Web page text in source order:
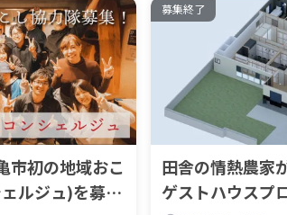
市初の地域おこ
ルジュ)を募集
募集終了
田舎の情熱農家
ゲストハウスプ